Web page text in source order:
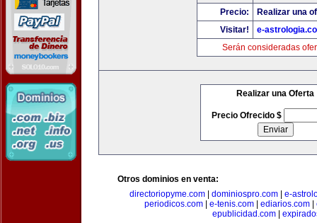
Precio:
Realizar una
Visitar!
e-
Serán consideradas
Realizar una Oferta
Precio Ofrecido $
Otros dominios en venta:
directoriopyme.com| dominiospro.com| e-
periodicos.com| e-tenis.com| ediarios.com|
epublicidad.com|